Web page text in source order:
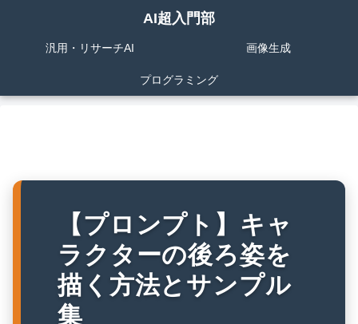
AI超入門部
汎用・リサーチAI 画像生成
プログラミング
【プロンプト】キャ
ラクターの後ろ姿を
描く方法とサンプル
集